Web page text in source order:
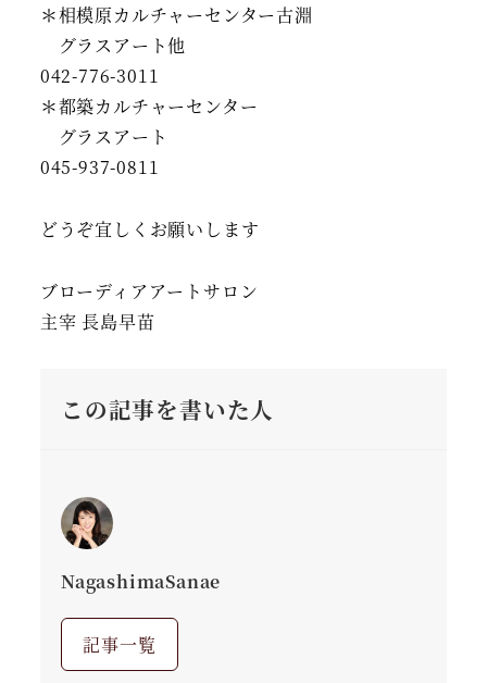
＊相模原カルチャーセンター古淵
グラスアート他
042-776-3011
＊都築カルチャーセンター
グラスアート
045-937-0811
どうぞ宜しくお願いします
ブローディアアートサロン
主宰 長島早苗
この記事を書いた人
NagashimaSanae
記事一覧